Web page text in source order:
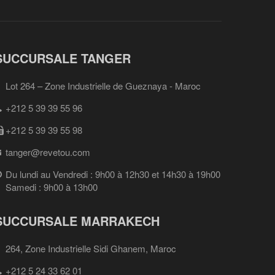
TANGER
Lot 264 – Zone Industrielle de Gueznaya - Maroc
+212 5 39 39 55 96
+212 5 39 39 55 98
tanger@revetou.com
Du lundi au Vendredi : 9h00 à 12h30 et 14h30 à 19h00
Samedi : 9h00 à 13h00
MARRAKECH
264, Zone Industrielle Sidi Ghanem, Maroc
+212 5 24 33 62 01